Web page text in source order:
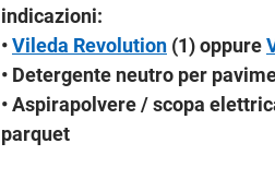
indicazioni:
• Vileda Revolution (1) oppure
• Detergente neutro per
• Aspirapolvere / scopa
parquet